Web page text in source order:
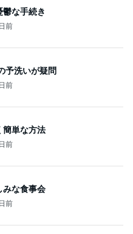
な手続き
前
予洗いが疑問
前
簡単な方法
前
みな食事会
前